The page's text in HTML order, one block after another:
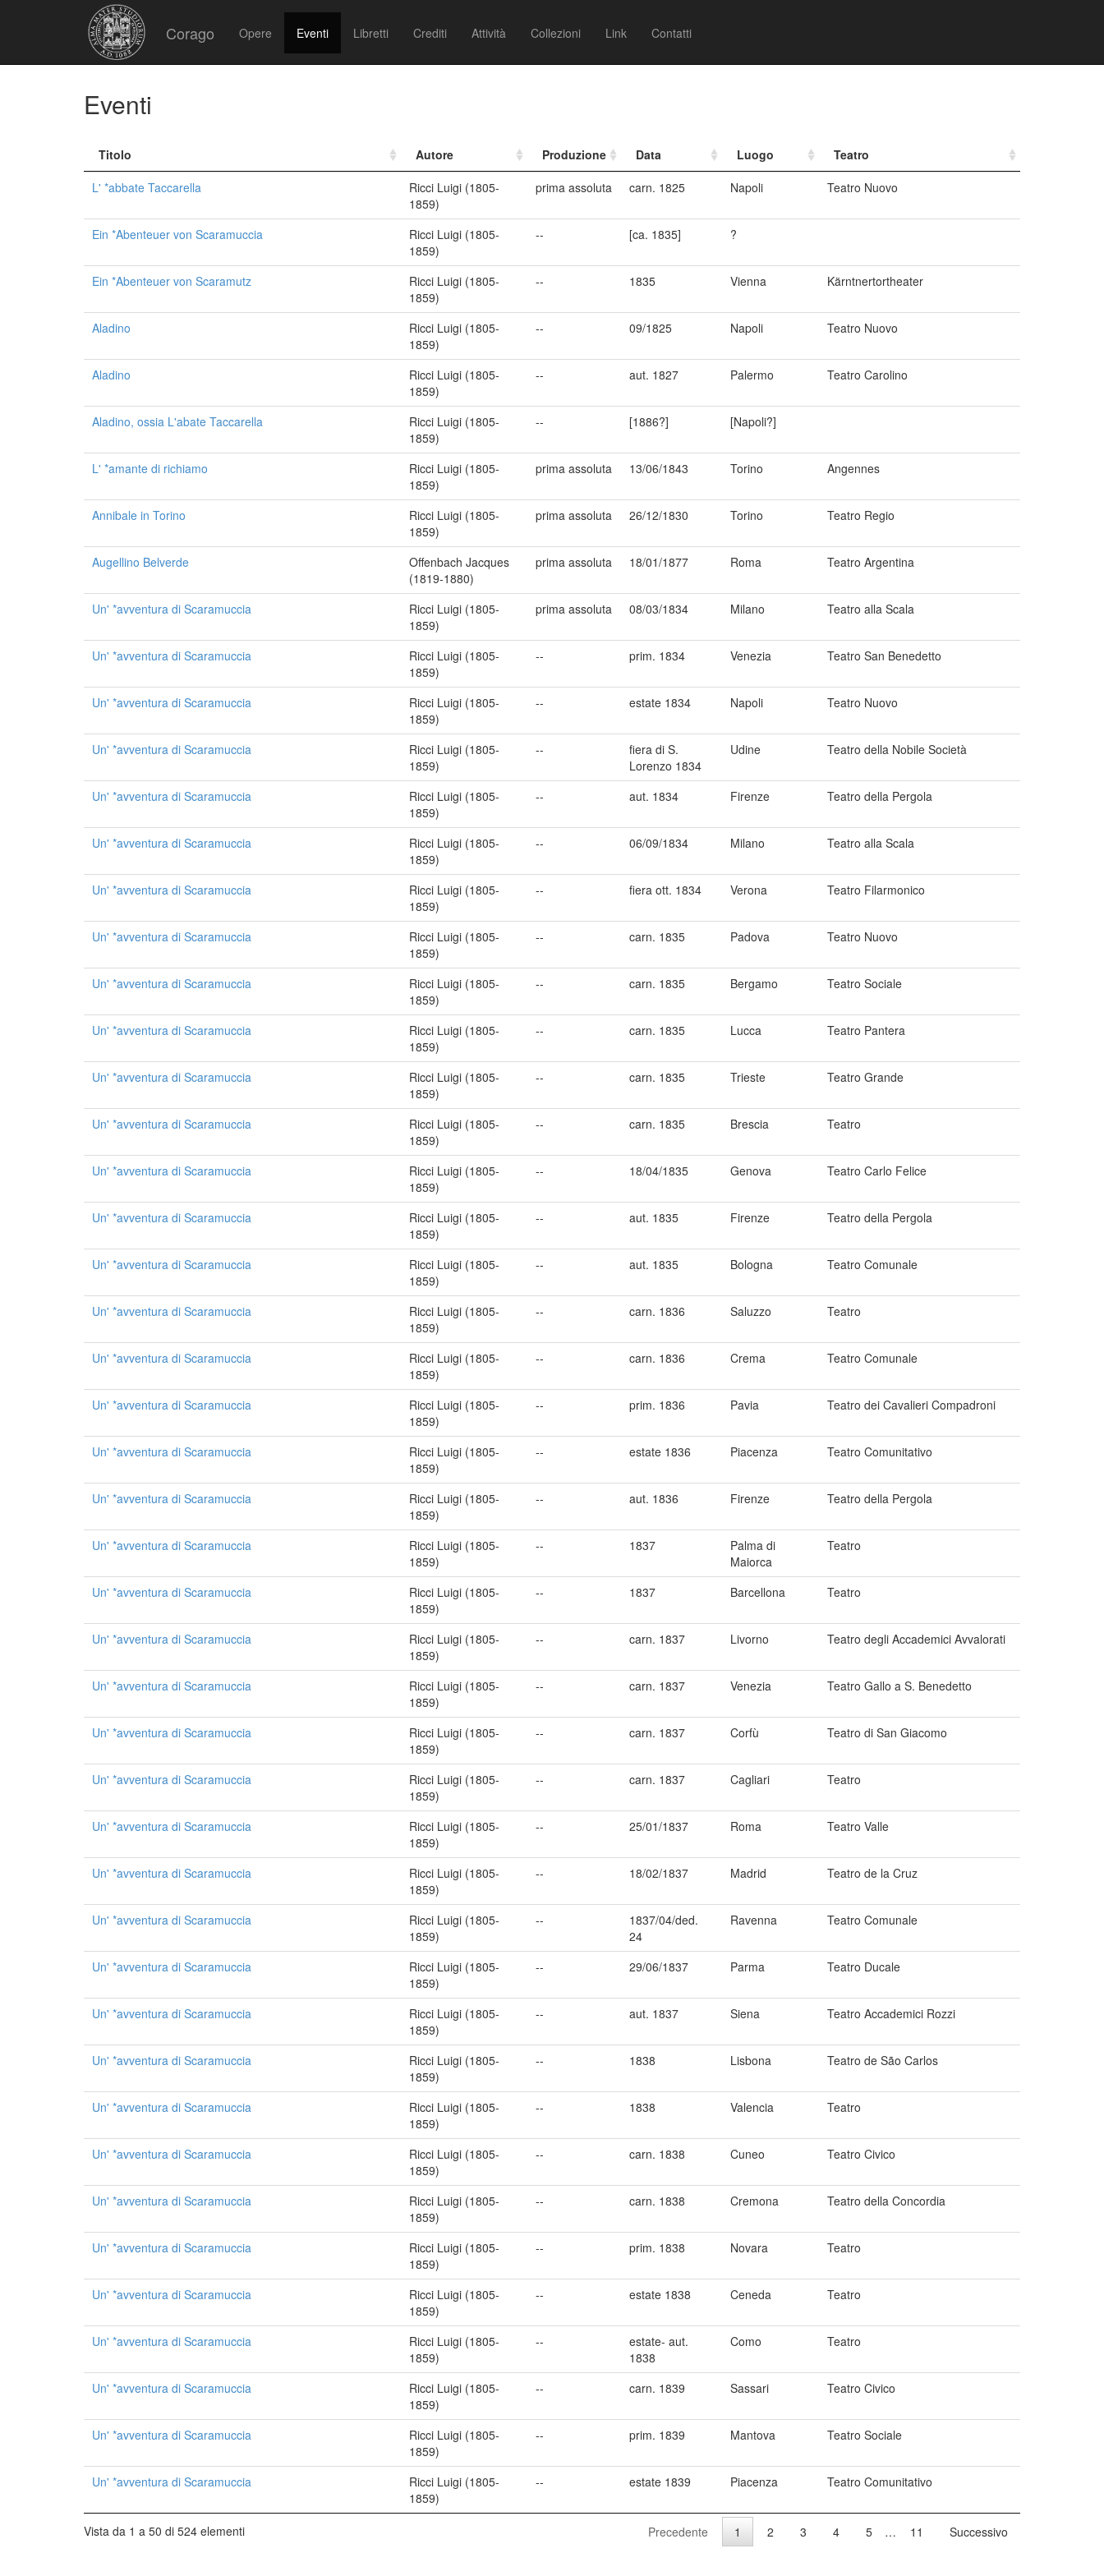
Corago Opere Eventi Libretti Crediti Attività Collezioni Link Contatti
Eventi
Titolo Autore Produzione Data Luogo
Teatro
L' *abbate Taccarella
Ricci Luigi (1805-
1859)
prima assoluta carn. 1825 Napoli Teatro Nuovo
Ein *Abenteuer von Scaramuccia
Ricci Luigi (1805-
1859)
-- [ca. 1835] ?
Ein *Abenteuer von Scaramutz
Ricci Luigi (1805-
1859)
-- 1835 Vienna Kärntnertortheater
Aladino
Ricci Luigi (1805-
1859)
-- 09/1825 Napoli Teatro Nuovo
Aladino
Ricci Luigi (1805-
1859)
-- aut. 1827 Palermo Teatro Carolino
Aladino, ossia L'abate Taccarella
Ricci Luigi (1805-
1859)
-- [1886?] [Napoli?]
L' *amante di richiamo
Ricci Luigi (1805-
1859)
prima assoluta 13/06/1843 Torino Angennes
Annibale in Torino
Ricci Luigi (1805-
1859)
prima assoluta 26/12/1830 Torino Teatro Regio
Augellino Belverde
Offenbach Jacques
(1819-1880)
prima assoluta 18/01/1877 Roma Teatro Argentina
Un' *avventura di Scaramuccia
Ricci Luigi (1805-
1859)
prima assoluta 08/03/1834 Milano Teatro alla Scala
Un' *avventura di Scaramuccia
Ricci Luigi (1805-
1859)
-- prim. 1834 Venezia Teatro San Benedetto
Un' *avventura di Scaramuccia
Ricci Luigi (1805-
1859)
-- estate 1834 Napoli Teatro Nuovo
Un' *avventura di Scaramuccia
Ricci Luigi (1805-
1859)
--
fiera di S.
Lorenzo 1834
Udine Teatro della Nobile Società
Un' *avventura di Scaramuccia
Ricci Luigi (1805-
1859)
-- aut. 1834 Firenze Teatro della Pergola
Un' *avventura di Scaramuccia
Ricci Luigi (1805-
1859)
-- 06/09/1834 Milano Teatro alla Scala
Un' *avventura di Scaramuccia
Ricci Luigi (1805-
1859)
-- fiera ott. 1834 Verona Teatro Filarmonico
Un' *avventura di Scaramuccia
Ricci Luigi (1805-
1859)
-- carn. 1835 Padova Teatro Nuovo
Un' *avventura di Scaramuccia
Ricci Luigi (1805-
1859)
-- carn. 1835 Bergamo Teatro Sociale
Un' *avventura di Scaramuccia
Ricci Luigi (1805-
1859)
-- carn. 1835 Lucca Teatro Pantera
Un' *avventura di Scaramuccia
Ricci Luigi (1805-
1859)
-- carn. 1835 Trieste Teatro Grande
Un' *avventura di Scaramuccia
Ricci Luigi (1805-
1859)
-- carn. 1835 Brescia Teatro
Un' *avventura di Scaramuccia
Ricci Luigi (1805-
1859)
-- 18/04/1835 Genova Teatro Carlo Felice
Un' *avventura di Scaramuccia
Ricci Luigi (1805-
1859)
-- aut. 1835 Firenze Teatro della Pergola
Un' *avventura di Scaramuccia
Ricci Luigi (1805-
1859)
-- aut. 1835 Bologna Teatro Comunale
Un' *avventura di Scaramuccia
Ricci Luigi (1805-
1859)
-- carn. 1836 Saluzzo Teatro
Un' *avventura di Scaramuccia
Ricci Luigi (1805-
1859)
-- carn. 1836 Crema Teatro Comunale
Un' *avventura di Scaramuccia
Ricci Luigi (1805-
1859)
-- prim. 1836 Pavia Teatro dei Cavalieri Compadroni
Un' *avventura di Scaramuccia
Ricci Luigi (1805-
1859)
-- estate 1836 Piacenza Teatro Comunitativo
Un' *avventura di Scaramuccia
Ricci Luigi (1805-
1859)
-- aut. 1836 Firenze Teatro della Pergola
Un' *avventura di Scaramuccia
Ricci Luigi (1805-
1859)
-- 1837
Palma di
Maiorca
Teatro
Un' *avventura di Scaramuccia
Ricci Luigi (1805-
1859)
-- 1837 Barcellona Teatro
Un' *avventura di Scaramuccia
Ricci Luigi (1805-
1859)
-- carn. 1837 Livorno Teatro degli Accademici Avvalorati
Un' *avventura di Scaramuccia
Ricci Luigi (1805-
1859)
-- carn. 1837 Venezia Teatro Gallo a S. Benedetto
Un' *avventura di Scaramuccia
Ricci Luigi (1805-
1859)
-- carn. 1837 Corfù Teatro di San Giacomo
Un' *avventura di Scaramuccia
Ricci Luigi (1805-
1859)
-- carn. 1837 Cagliari Teatro
Un' *avventura di Scaramuccia
Ricci Luigi (1805-
1859)
-- 25/01/1837 Roma Teatro Valle
Un' *avventura di Scaramuccia
Ricci Luigi (1805-
1859)
-- 18/02/1837 Madrid Teatro de la Cruz
Un' *avventura di Scaramuccia
Ricci Luigi (1805-
1859)
--
1837/04/ded.
24
Ravenna Teatro Comunale
Un' *avventura di Scaramuccia
Ricci Luigi (1805-
1859)
-- 29/06/1837 Parma Teatro Ducale
Un' *avventura di Scaramuccia
Ricci Luigi (1805-
1859)
-- aut. 1837 Siena Teatro Accademici Rozzi
Un' *avventura di Scaramuccia
Ricci Luigi (1805-
1859)
-- 1838 Lisbona Teatro de São Carlos
Un' *avventura di Scaramuccia
Ricci Luigi (1805-
1859)
-- 1838 Valencia Teatro
Un' *avventura di Scaramuccia
Ricci Luigi (1805-
1859)
-- carn. 1838 Cuneo Teatro Civico
Un' *avventura di Scaramuccia
Ricci Luigi (1805-
1859)
-- carn. 1838 Cremona Teatro della Concordia
Un' *avventura di Scaramuccia
Ricci Luigi (1805-
1859)
-- prim. 1838 Novara Teatro
Un' *avventura di Scaramuccia
Ricci Luigi (1805-
1859)
-- estate 1838 Ceneda Teatro
Un' *avventura di Scaramuccia
Ricci Luigi (1805-
1859)
--
estate- aut.
1838
Como Teatro
Un' *avventura di Scaramuccia
Ricci Luigi (1805-
1859)
-- carn. 1839 Sassari Teatro Civico
Un' *avventura di Scaramuccia
Ricci Luigi (1805-
1859)
-- prim. 1839 Mantova Teatro Sociale
Un' *avventura di Scaramuccia
Ricci Luigi (1805-
1859)
-- estate 1839 Piacenza Teatro Comunitativo
Vista da 1 a 50 di 524 elementi Precedente 1 2 3 4 5 … 11 Successivo